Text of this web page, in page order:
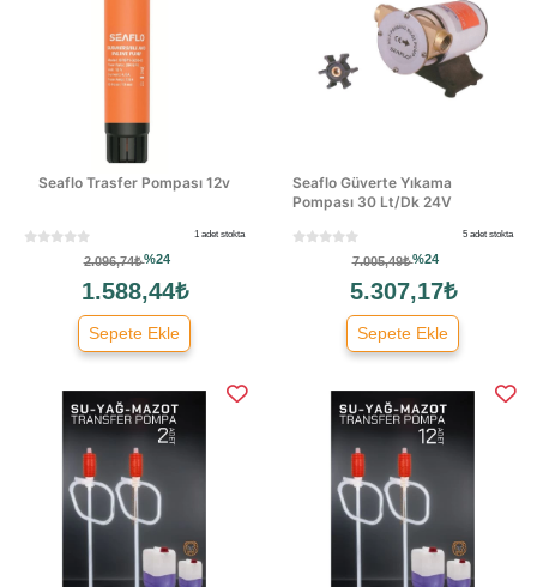
Seaflo Trasfer Pompası 12v
1 adet stokta
2.096,74₺%24
1.588,44₺
Sepete Ekle
Seaflo Güverte Yıkama
Pompası 30 Lt/Dk 24V
5 adet stokta
7.005,49₺%24
5.307,17₺
Sepete Ekle